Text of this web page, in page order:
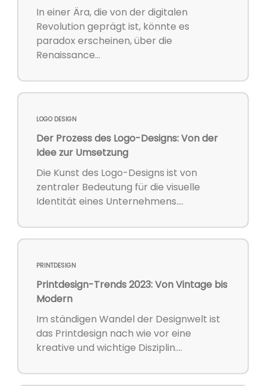
In einer Ära, die von der digitalen
Revolution geprägt ist, könnte es
paradox erscheinen, über die
Renaissance...
LOGO DESIGN
Der Prozess des Logo-Designs: Von der
Idee zur Umsetzung
Die Kunst des Logo-Designs ist von
zentraler Bedeutung für die visuelle
Identität eines Unternehmens....
PRINTDESIGN
Printdesign-Trends 2023: Von Vintage bis
Modern
Im ständigen Wandel der Designwelt ist
das Printdesign nach wie vor eine
kreative und wichtige Disziplin....